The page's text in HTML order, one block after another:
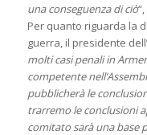
una conseguenza di ciò
Per quanto riguarda la
guerra, il presidente
molti casi penali in
competente
pubblicherà le
trarremo le conclusioni
comitato sarà una base